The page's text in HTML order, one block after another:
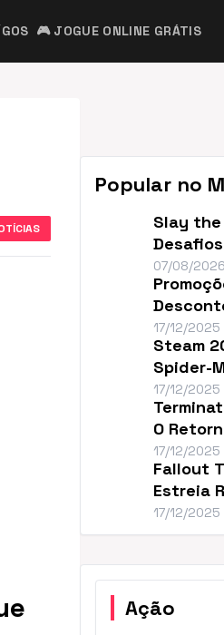
🎮 JOGUE ONLINE GRÁTIS
Popular no
Slay the
Renovar
07/08/2026
Sem Filler
17/12/2025
Steam
Spider-
17/12/2025
O
Perfeito
17/12/2025
Fallout
Estreia
Lento
17/12/2025
Ação